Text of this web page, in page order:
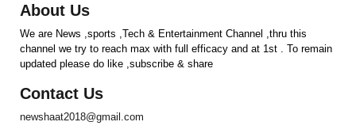
About Us
We are News ,sports ,Tech & Entertainment Channel ,thru this
channel we try to reach max with full efficacy and at 1st . To remain
updated please do like ,subscribe & share
Contact Us
newshaat2018@gmail.com